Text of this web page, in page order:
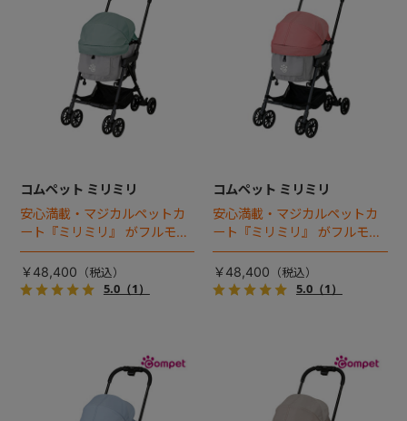
コムペット ミリミリ
安心満載・マジカルペットカ
ート『ミリミリ』 がフルモデ
ルチェンジ。 新機能「マジカ
ルフォールディング」搭載
￥48,400
5.0（1）
コムペット ミリミリ
安心満載・マジカルペットカ
ート『ミリミリ』 がフルモデ
ルチェンジ。 新機能「マジカ
ルフォールディング」搭載
￥48,400
5.0（1）